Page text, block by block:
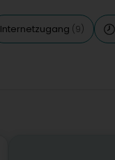
Internetzugang (9)